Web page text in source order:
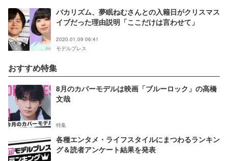
バカリズム、夢眠ねむさんとの入籍日がクリスマス
イブだった理由説明「ここだけは言わせて」
2020.01.09 06:41
モデルプレス
おすすめ特集
8月のカバーモデルは映画「ブルーロック」の高橋
文哉
特集
各種エンタメ・ライフスタイルにまつわるランキン
グ＆読者アンケート結果を発表